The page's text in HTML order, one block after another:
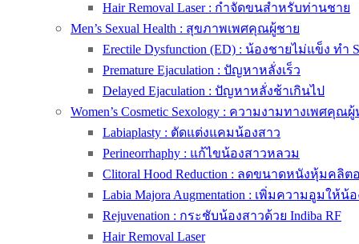
Hair Removal Laser : กำจัดขนสำหรับท่านชาย
Men’s Sexual Health : สุขภาพเพศคุณผู้ชาย
Erectile Dysfunction (ED) : น้องชายไม่แข็ง ทำ
Premature Ejaculation : ปัญหาหลั่งเร็ว
Delayed Ejaculation : ปัญหาหลั่งช้าเกินไป
Women’s Cosmetic Sexology : ความงามทางเพศคุณ
Labiaplasty : ตัดแต่งแคมน้องสาว
Perineorrhaphy : แก้ไขน้องสาวหลวม
Clitoral Hood Reduction : ลดขนาดหนังหุ้มคลิ
Labia Majora Augmentation : เพิ่มความอูมให้น้
Rejuvenation : กระชับน้องสาวด้วย Indiba RF
Hair Removal Laser